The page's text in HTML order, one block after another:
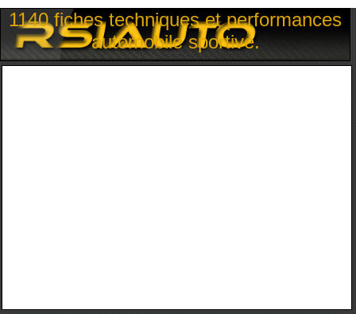
1140 fiches techniques et performances
automobile sportive.